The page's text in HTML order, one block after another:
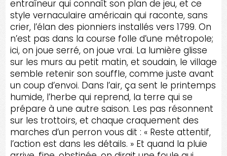
entraîneur qui connaît son plan de jeu, et ce
style vernaculaire américain qui raconte, sans
crier, l’élan des pionniers installés vers 1799. On
n’est pas dans la course folle d’une métropole;
ici, on joue serré, on joue vrai. La lumière glisse
sur les murs au petit matin, et soudain, le village
semble retenir son souffle, comme juste avant
un coup d’envoi. Dans l’air, ça sent le printemps
humide, l’herbe qui reprend, la terre qui se
prépare à une autre saison. Les pas résonnent
sur les trottoirs, et chaque craquement des
marches d’un perron vous dit : « Reste attentif,
l’action est dans les détails. » Et quand la pluie